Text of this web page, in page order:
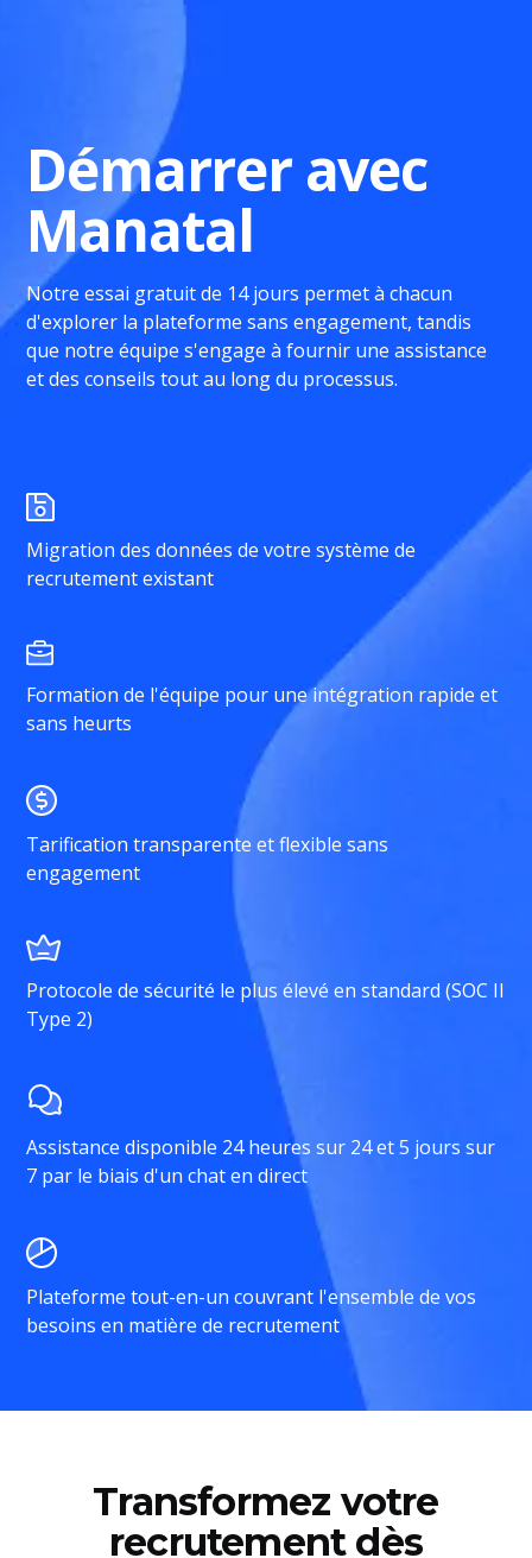
Démarrer avec
Manatal
Notre essai gratuit de 14 jours permet à chacun
d'explorer la plateforme sans engagement, tandis
que notre équipe s'engage à fournir une assistance
et des conseils tout au long du processus.
Migration des données de votre système de
recrutement existant
Formation de l'équipe pour une intégration rapide et
sans heurts
Tarification transparente et flexible sans
engagement
Protocole de sécurité le plus élevé en standard (SOC II
Type 2)
Assistance disponible 24 heures sur 24 et 5 jours sur
7 par le biais d'un chat en direct
Plateforme tout-en-un couvrant l'ensemble de vos
besoins en matière de recrutement
Transformez votre
recrutement dès